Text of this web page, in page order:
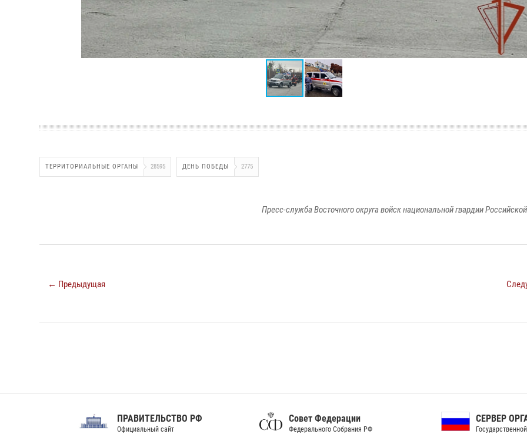
ТЕРРИТОРИАЛЬНЫЕ ОРГАНЫ 28595 ДЕНЬ ПОБЕДЫ 2775
Пресс-служба Восточного округа войск национальной гвардии
← Предыдущая
ПРАВИТЕЛЬСТВО РФ
Официальный сайт
Совет Федерации
Федерального Собрания РФ
СЕРВЕР ОРГАНОВ
Государственной власти РФ